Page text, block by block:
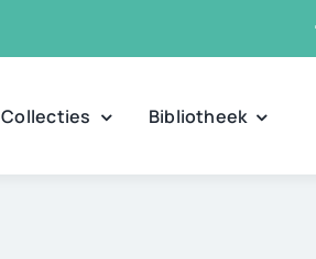
Collecties Bibliotheek